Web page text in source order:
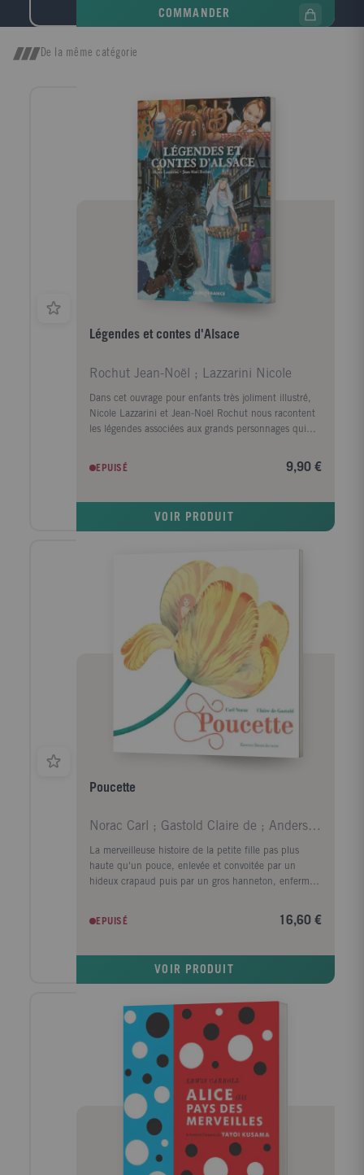
COMMANDER
De la même catégorie
Légendes et contes d'Alsace
Rochut Jean-Noël ; Lazzarini Nicole
Dans cet ouvrage pour enfants très joliment illustré,
Nicole Lazzarini et Jean-Noël Rochut nous racontent
les légendes associées aux grands personnages qui
qui raprocheront les enfants de leur patrimoine
bretzels - Les sires de Ribeaupierre - Les cigognes du
et le Christkindel - Le dragon de Ferrette...
EPUISÉ 9,90 €
VOIR PRODUIT
Poucette
Norac Carl ; Gastold Claire de ; Andersen Hans Chr
La merveilleuse histoire de la petite fille pas plus
haute qu'un pouce, enlevée et convoitée par un
hideux crapaud puis par un gros hanneton, enfermée
déboire. Mais elle rencontre l'hirondelle qui deviendra
son amie et lui permettra de prendre son envol. Car
EPUISÉ 16,60 €
VOIR PRODUIT